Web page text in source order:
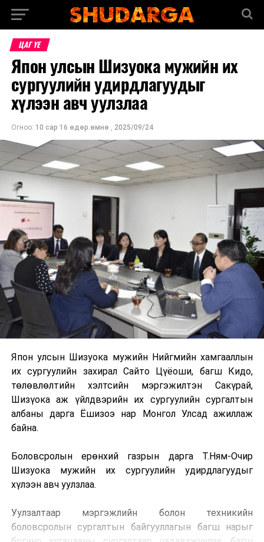
ЦАГ ҮЕ
Япон улсын Шизуока мужийн их
сургуулийн удирдлагуудыг
хүлээн авч уулзлаа
Огноо: 10 сар 16 өдөр.өмнө , 2025/09/24
Япон улсын Шизуока мужийн Нийгмийн хамгааллын
их сургуулийн захирал Сайто Цүёоши, багш Кидо,
төлөвлөлтийн хэлтсийн мэргэжилтэн Сакүрай,
Шизүока аж үйлдвэрийн их сургуулийн сургалтын
албаны дарга Ёшизоэ нар Монгол Улсад ажиллаж
байна.
Боловсролын ерөнхий газрын дарга Т.Ням-Очир
Шизуока мужийн их сургуулийн удирдлагуудыг
хүлээн авч уулзлаа.
Уулзалтаар мэргэжлийн болон техникийн
боловсролын сургалтын байгууллагын багш нарыг